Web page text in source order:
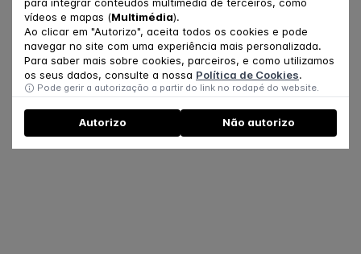
vídeos e mapas (Multimédia).
Ao clicar em "Autorizo", aceita todos os cookies e pode
navegar no site com uma experiência mais personalizada.
Para saber mais sobre cookies, parceiros, e como utilizamos
os seus dados, consulte a nossa Política de Cookies.
Pode gerir a autorização a partir do link no rodapé do website.
Autorizo Não autorizo